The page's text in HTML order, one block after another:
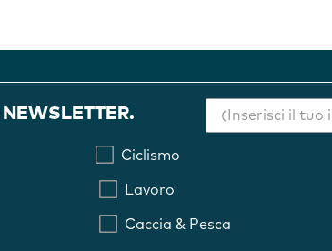
Ciclismo
Lavoro
Caccia & Pesca